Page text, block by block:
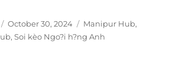
Posted
on
October 30, 2024 Categories
Manipur Hub,
,Soi kèo Ngo?i h?ng Anh